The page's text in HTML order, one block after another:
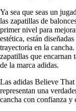
Ya sea que seas un
las zapatillas de
primer nivel para
estética, están
trayectoria en la
zapatillas que encarnan
de la marca adidas.
Las adidas Believe
representan una
cancha con confianza y